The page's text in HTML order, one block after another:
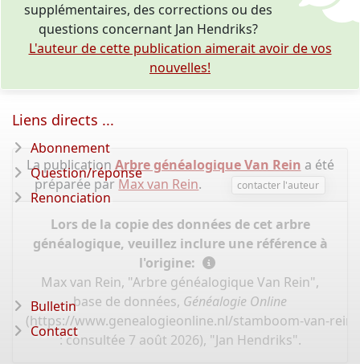
supplémentaires, des corrections ou des
questions concernant Jan Hendriks?
L'auteur de cette publication aimerait avoir de vos
nouvelles!
La publication Arbre généalogique Van Rein a été
préparée par Max van Rein. contacter l'auteur
Lors de la copie des données de cet arbre
généalogique, veuillez inclure une référence à
l'origine:
Max van Rein, "Arbre généalogique Van Rein",
base de données, Généalogie Online
(https://www.genealogieonline.nl/stamboom-van-
: consultée 7 août 2026), "Jan Hendriks".
Liens directs ...
Abonnement
Question/réponse
Renonciation
Bulletin
Contact